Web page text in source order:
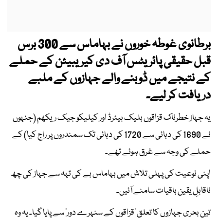
برطانوی غوطہ خوروں نے بہاماس سے 300 برس
قبل حقیقی پائریٹس آف دی کیریبیئن کے حملے
کے نتیجے میں ڈوبنے والے جہازوں کے ملبے
دریافت کر لیے۔
یہ جہاز خطرناک قزاقوں بلیک بیئرڈ اور کیلیکو جیک ریکھم (جنہوں
نے 1690 کی دہائی سے 1720 کی دہائی تک سمندروں پر راج کیا) کے
حملے کی وجہ سے غرق ہوئے تھے۔
اپنی نوعیت کی پہلی تلاش میں بہاماس بے کی تہہ سے جہاز کی چھ
ناقابلِ یقین باقیات سامنے آئیں۔
تین بحری جہازوں کا تعلق ’قزاقوں کے سنہرے دور‘ سے پایا گیا۔ یہ وہ